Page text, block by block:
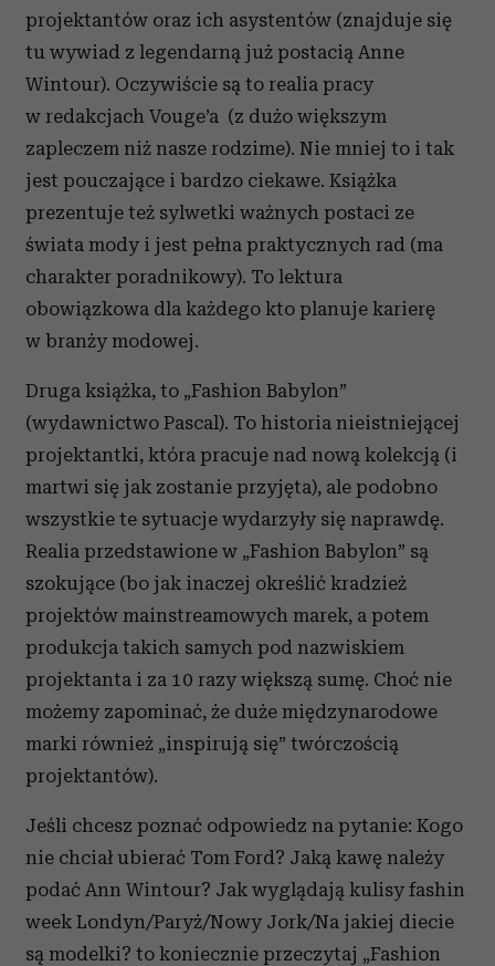
projektantów oraz ich asystentów (znajduje się
tu wywiad z legendarną już postacią Anne
Wintour). Oczywiście są to realia pracy
w redakcjach Vouge’a (z dużo większym
zapleczem niż nasze rodzime). Nie mniej to i tak
jest pouczające i bardzo ciekawe. Książka
prezentuje też sylwetki ważnych postaci ze
świata mody i jest pełna praktycznych rad (ma
charakter poradnikowy). To lektura
obowiązkowa dla każdego kto planuje karierę
w branży modowej.
Druga książka, to „Fashion Babylon”
(wydawnictwo Pascal). To historia nieistniejącej
projektantki, która pracuje nad nową kolekcją (i
martwi się jak zostanie przyjęta), ale podobno
wszystkie te sytuacje wydarzyły się naprawdę.
Realia przedstawione w „Fashion Babylon” są
szokujące (bo jak inaczej określić kradzież
projektów mainstreamowych marek, a potem
produkcja takich samych pod nazwiskiem
projektanta i za 10 razy większą sumę. Choć nie
możemy zapominać, że duże międzynarodowe
marki również „inspirują się” twórczością
projektantów).
Jeśli chcesz poznać odpowiedz na pytanie: Kogo
nie chciał ubierać Tom Ford? Jaką kawę należy
podać Ann Wintour? Jak wyglądają kulisy fashin
week Londyn/Paryż/Nowy Jork/Na jakiej diecie
są modelki? to koniecznie przeczytaj „Fashion